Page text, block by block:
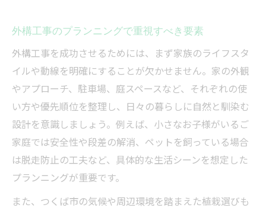
外構工事のプランニングで重視すべき要素
外構工事を成功させるためには、まず家族のライフスタ
イルや動線を明確にすることが欠かせません。家の外観
やアプローチ、駐車場、庭スペースなど、それぞれの使
い方や優先順位を整理し、日々の暮らしに自然と馴染む
設計を意識しましょう。例えば、小さなお子様がいるご
家庭では安全性や段差の解消、ペットを飼っている場合
は脱走防止の工夫など、具体的な生活シーンを想定した
プランニングが重要です。
また、つくば市の気候や周辺環境を踏まえた植栽選びも